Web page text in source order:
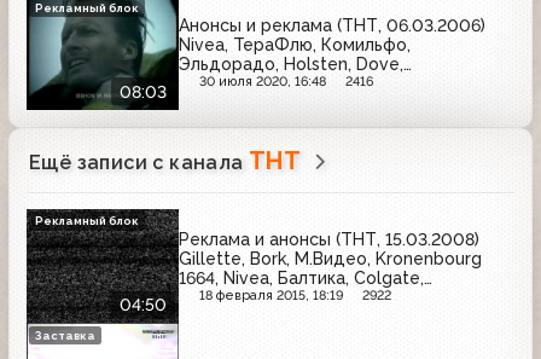
08:03
Анонсы и реклама (ТНТ, 06.03.2006)
Nivea, ТераФлю, Комильфо,
Эльдорадо, Holsten, Dove,
Гепатромбин Г, Garnier, Mobil 1, Miller,
30 июля 2020, 16:48 2416
Рекламный блок
Ещё записи с канала ТНТ
04:50
Реклама и анонсы (ТНТ, 15.03.2008)
Gillette, Bork, М.Видео, Kronenbourg
1664, Nivea, Балтика, Colgate,
Витапрост, Maxwell House
18 февраля 2015, 18:19 2922
Рекламный блок
Заставка